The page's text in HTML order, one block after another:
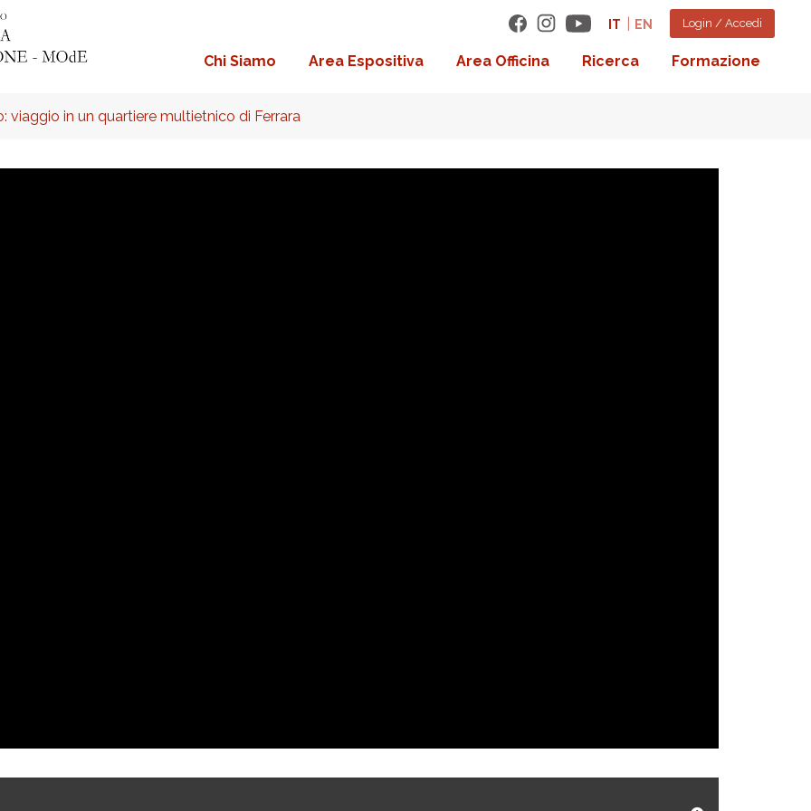
IT EN Login / Accedi
Navigazione
Chi Siamo Area Espositiva Area Officina Ricerca Formazione
viaggio in un quartiere multietnico di Ferrara